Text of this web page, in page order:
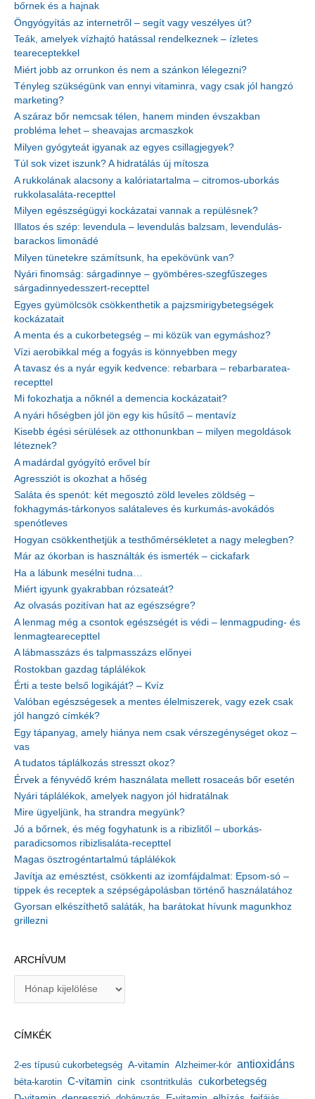
bőrnek és a hajnak
Öngyógyítás az internetről – segít vagy veszélyes út?
Teák, amelyek vízhajtó hatással rendelkeznek – ízletes
teareceptekkel
Miért jobb az orrunkon és nem a szánkon lélegezni?
Tényleg szükségünk van ennyi vitaminra, vagy csak jól hangzó
marketing?
A száraz bőr nemcsak télen, hanem minden évszakban
probléma lehet – sheavajas arcmaszkok
Milyen gyógyteát igyanak az egyes csillagjegyek?
Túl sok vizet iszunk? A hidratálás új mítosza
A rukkolának alacsony a kalóriatartalma – citromos-uborkás
rukkolasaláta-recepttel
Milyen egészségügyi kockázatai vannak a repülésnek?
Illatos és szép: levendula – levendulás balzsam, levendulás-
barackos limonádé
Milyen tünetekre számítsunk, ha epekövünk van?
Nyári finomság: sárgadinnye – gyömbéres-szegfűszeges
sárgadinnyedesszert-recepttel
Egyes gyümölcsök csökkenthetik a pajzsmirigybetegségek
kockázatait
A menta és a cukorbetegség – mi közük van egymáshoz?
Vízi aerobikkal még a fogyás is könnyebben megy
A tavasz és a nyár egyik kedvence: rebarbara – rebarbaratea-
recepttel
Mi fokozhatja a nőknél a demencia kockázatait?
A nyári hőségben jól jön egy kis hűsítő – mentavíz
Kisebb égési sérülések az otthonunkban – milyen megoldások
léteznek?
A madárdal gyógyító erővel bír
Agressziót is okozhat a hőség
Saláta és spenót: két megosztó zöld leveles zöldség –
fokhagymás-tárkonyos salátaleves és kurkumás-avokádós
spenótleves
Hogyan csökkenthetjük a testhőmérsékletet a nagy melegben?
Már az ókorban is használták és ismerték – cickafark
Ha a lábunk mesélni tudna…
Miért igyunk gyakrabban rózsateát?
Az olvasás pozitívan hat az egészségre?
A lenmag még a csontok egészségét is védi – lenmagpuding- és
lenmagtearecepttel
A lábmasszázs és talpmasszázs előnyei
Rostokban gazdag táplálékok
Érti a teste belső logikáját? – Kvíz
Valóban egészségesek a mentes élelmiszerek, vagy ezek csak
jól hangzó címkék?
Egy tápanyag, amely hiánya nem csak vérszegénységet okoz –
vas
A tudatos táplálkozás stresszt okoz?
Érvek a fényvédő krém használata mellett rosaceás bőr esetén
Nyári táplálékok, amelyek nagyon jól hidratálnak
Mire ügyeljünk, ha strandra megyünk?
Jó a bőrnek, és még fogyhatunk is a ribizlitől – uborkás-
paradicsomos ribizlisaláta-recepttel
Magas ösztrogéntartalmú táplálékok
Javítja az emésztést, csökkenti az izomfájdalmat: Epsom-só –
tippek és receptek a szépségápolásban történő használatához
Gyorsan elkészíthető saláták, ha barátokat hívunk magunkhoz
grillezni
ARCHÍVUM
í
u
m
CÍMKÉK
2-es típusú cukorbetegség A-vitamin Alzheimer-kór antioxidáns
béta-karotin C-vitamin cink csontritkulás cukorbetegség